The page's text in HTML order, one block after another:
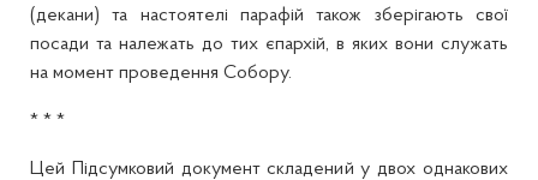
(декани) та настоятелі парафій також зберігають свої
посади та належать до тих єпархій, в яких вони служать
на момент проведення Собору.
* * *
Цей Підсумковий документ складений у двох однакових